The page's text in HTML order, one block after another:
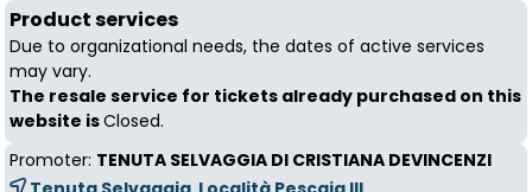
Product services
Due to organizational needs, the dates of active services
may vary.
The resale service for tickets already purchased on this
website isClosed.
Promoter: TENUTA SELVAGGIA DI CRISTIANA DEVINCENZI